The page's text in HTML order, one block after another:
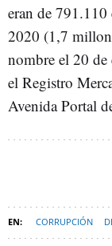
eran de 791.110
2020 (1,7
nombre el 20
el Registro
Avenida Portal
CORRUPCIÓN